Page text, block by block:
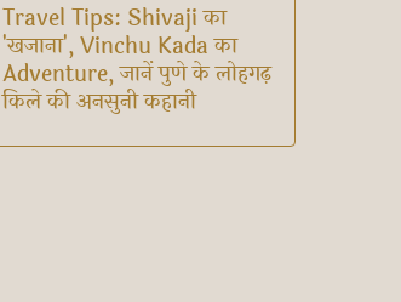
Travel Tips: Shivaji का
'खजाना', Vinchu Kada का
Adventure, जानें पुणे के लोहगढ़
किले की अनसुनी कहानी